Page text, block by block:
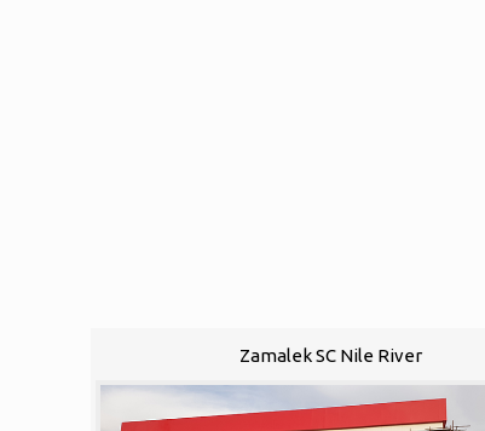
Zamalek SC Nile River